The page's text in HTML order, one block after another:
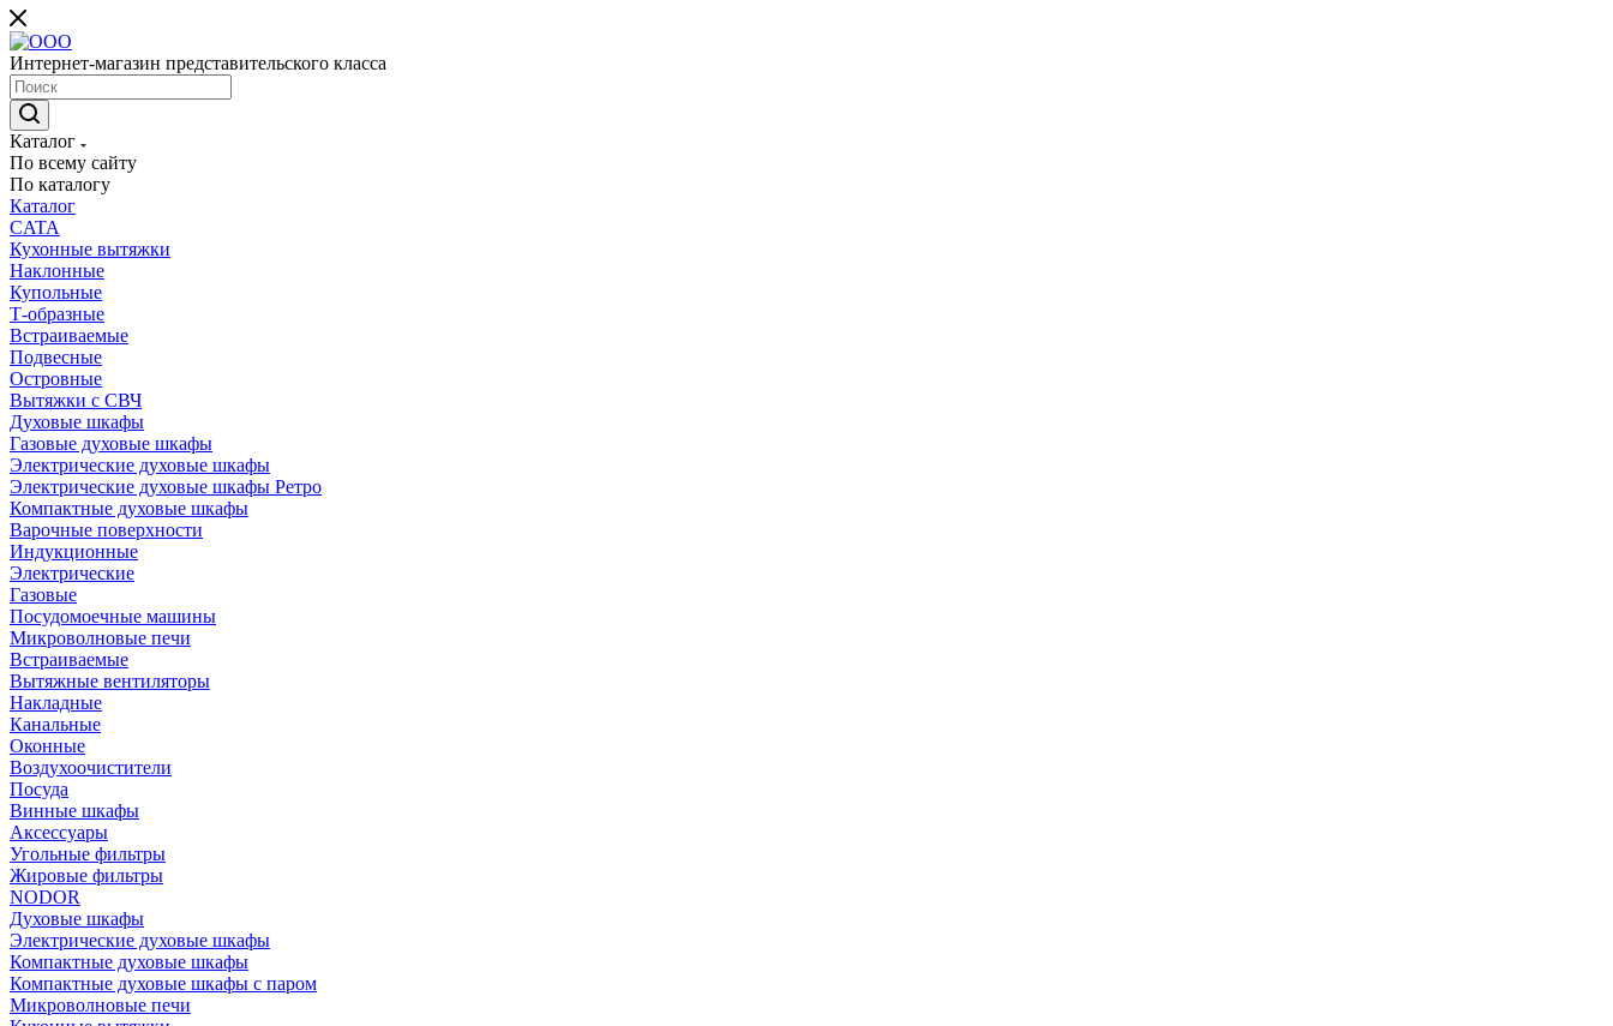
Интернет-магазин представительского класса
Каталог
По всему сайту
По каталогу
Каталог
CATA
Кухонные вытяжки
Наклонные
Купольные
Т-образные
Встраиваемые
Подвесные
Островные
Вытяжки с СВЧ
Духовые шкафы
Газовые духовые шкафы
Электрические духовые шкафы
Электрические духовые шкафы Ретро
Компактные духовые шкафы
Варочные поверхности
Индукционные
Электрические
Газовые
Посудомоечные машины
Микроволновые печи
Встраиваемые
Вытяжные вентиляторы
Накладные
Канальные
Оконные
Воздухоочистители
Посуда
Винные шкафы
Аксессуары
Угольные фильтры
Жировые фильтры
NODOR
Духовые шкафы
Электрические духовые шкафы
Компактные духовые шкафы
Компактные духовые шкафы с паром
Микроволновые печи